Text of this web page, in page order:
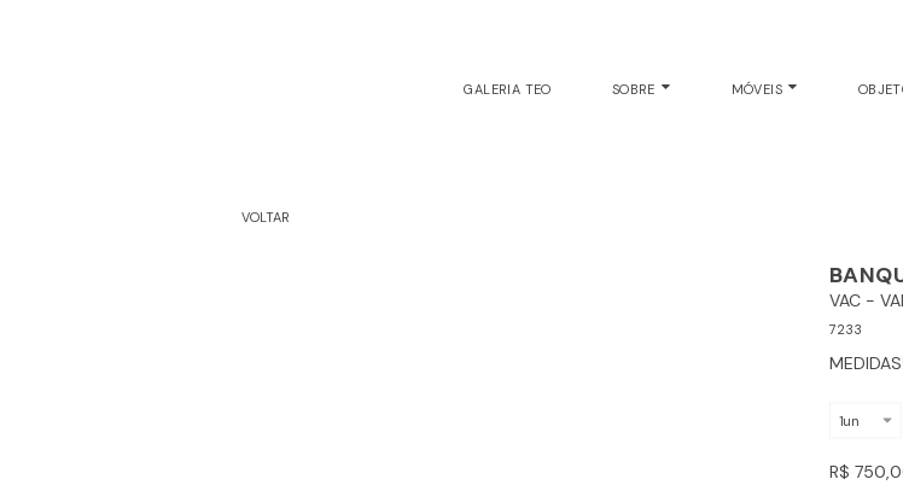
GALERIA TEO SOBRE MÓVEIS
VOLTAR
VAC -
7233
R$